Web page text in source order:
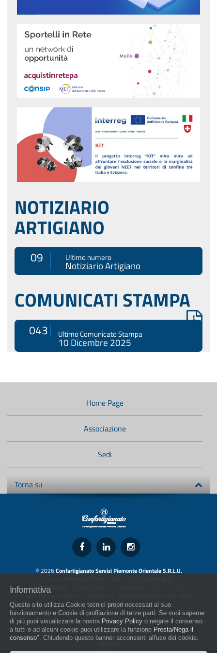
NOTIZIARIO
ARTIGIANO
09 Ultimo numero
Notiziario Artigiano
COMUNICATI STAMPA
043 Ultimo Comunicato Stampa
10 Dicembre 2025
Home Page
Associazione
Sedi
Torna su
© 2026Confartigianato Servizi Piemonte Orientale S.R.L.U.
Capitale Sociale: 526.000,00 € i.v. - Numero REA: NO - 173322
Codice fiscale e numero di iscrizione al Registro delle Imprese di Novara
01436930034
artigiani.it è registrato nel Registro della Stampa Periodica con il nr. 562
con Decreto del Presidente del Tribunale di Novara del 07/03/13
Direttore Responsabile: Amleto Impaloni
Privacy
Informativa
Questo sito utilizza Cookie tecnici propri necessari al suo
funzionamento e Cookie di profilazione di terze parti. Se vuoi saperne
di più puoi visualizzare la nostra Privacy Policy o negare il consenso
a tutti o ad alcuni cookie puoi utilizzare la funzione Presta/Nega il
consenso". Chiudendo questo banner acconsenti all'uso dei cookie.